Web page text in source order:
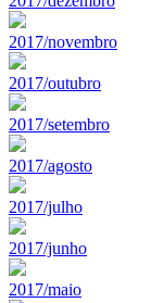
2017/novembro
2017/outubro
2017/setembro
2017/agosto
2017/julho
2017/junho
2017/maio